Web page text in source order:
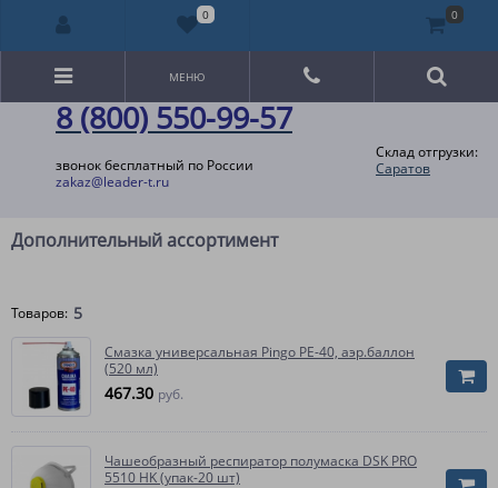
8 (800) 550-99-57
звонок бесплатный по России
zakaz@leader-t.ru
Склад отгрузки:
Саратов
МЕНЮ
Дополнительный ассортимент
Товаров: 5
Смазка универсальная Pingo РЕ-40, аэр.баллон
(520 мл)
467.30 руб.
Чашеобразный респиратор полумаска DSK PRO
5510 НK (упак-20 шт)
0 0